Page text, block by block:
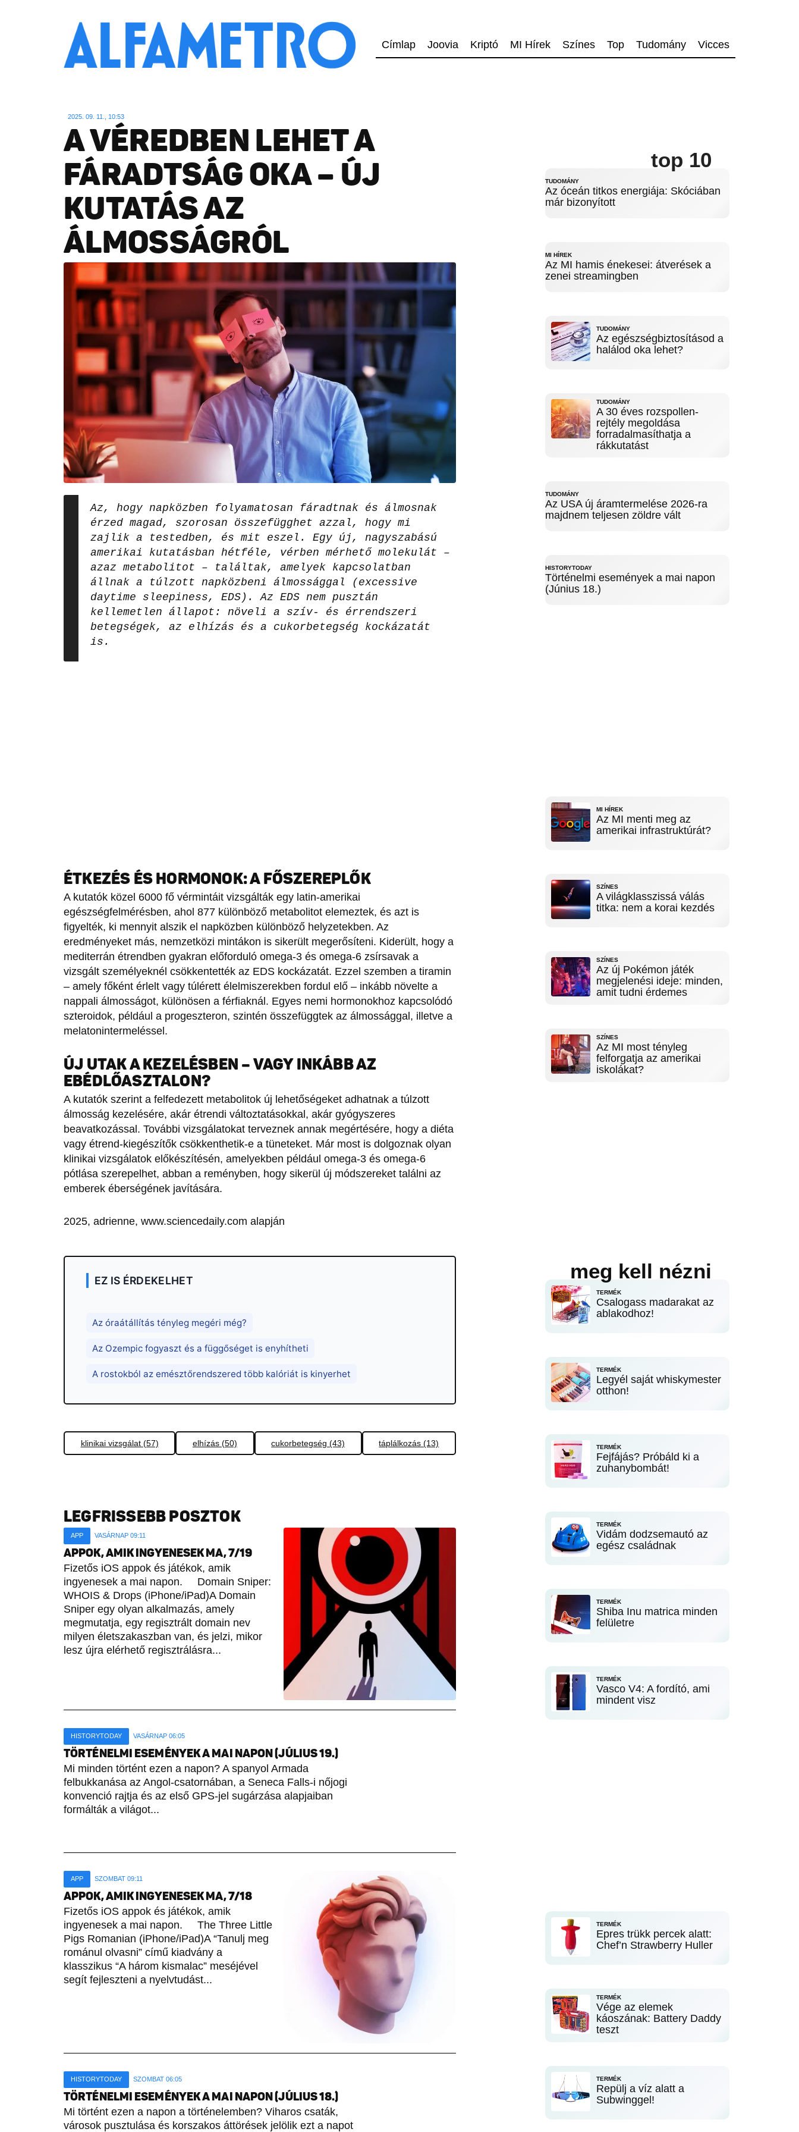
Címlap Joovia Kriptó MI Hírek Színes Top Tudomány Vicces
2025. 09. 11., 10:53
A VÉREDBEN LEHET A
FÁRADTSÁG OKA – ÚJ
KUTATÁS AZ
ÁLMOSSÁGRÓL
Az, hogy napközben folyamatosan fáradtnak és álmosnak
érzed magad, szorosan összefügghet azzal, hogy mi
zajlik a testedben, és mit eszel. Egy új, nagyszabású
amerikai kutatásban hétféle, vérben mérhető molekulát –
azaz metabolitot – találtak, amelyek kapcsolatban
állnak a túlzott napközbeni álmossággal (excessive
daytime sleepiness, EDS). Az EDS nem pusztán
kellemetlen állapot: növeli a szív- és érrendszeri
betegségek, az elhízás és a cukorbetegség kockázatát
is.
ÉTKEZÉS ÉS HORMONOK: A FŐSZEREPLŐK
A kutatók közel 6000 fő vérmintáit vizsgálták egy latin-amerikai
egészségfelmérésben, ahol 877 különböző metabolitot elemeztek, és azt is
figyelték, ki mennyit alszik el napközben különböző helyzetekben. Az
eredményeket más, nemzetközi mintákon is sikerült megerősíteni. Kiderült, hogy a
mediterrán étrendben gyakran előforduló omega-3 és omega-6 zsírsavak a
vizsgált személyeknél csökkentették az EDS kockázatát. Ezzel szemben a tiramin
– amely főként érlelt vagy túlérett élelmiszerekben fordul elő – inkább növelte a
nappali álmosságot, különösen a férfiaknál. Egyes nemi hormonokhoz kapcsolódó
szteroidok, például a progeszteron, szintén összefüggtek az álmossággal, illetve a
melatonintermeléssel.
ÚJ UTAK A KEZELÉSBEN – VAGY INKÁBB AZ
EBÉDLŐASZTALON?
A kutatók szerint a felfedezett metabolitok új lehetőségeket adhatnak a túlzott
álmosság kezelésére, akár étrendi változtatásokkal, akár gyógyszeres
beavatkozással. További vizsgálatokat terveznek annak megértésére, hogy a diéta
vagy étrend-kiegészítők csökkenthetik-e a tüneteket. Már most is dolgoznak olyan
klinikai vizsgálatok előkészítésén, amelyekben például omega-3 és omega-6
pótlása szerepelhet, abban a reményben, hogy sikerül új módszereket találni az
emberek éberségének javítására.
2025, adrienne, www.sciencedaily.com alapján
EZ IS ÉRDEKELHET
Az óraátállítás tényleg megéri még?
Az Ozempic fogyaszt és a függőséget is enyhítheti
A rostokból az emésztőrendszered több kalóriát is kinyerhet
klinikai vizsgálat (57) elhízás (50) cukorbetegség (43) táplálkozás (13)
LEGFRISSEBB POSZTOK
APP VASÁRNAP 09:11
APPOK, AMIK INGYENESEK MA, 7/19
Fizetős iOS appok és játékok, amik
ingyenesek a mai napon. Domain Sniper:
WHOIS & Drops (iPhone/iPad)A Domain
Sniper egy olyan alkalmazás, amely
megmutatja, egy regisztrált domain nev
milyen életszakaszban van, és jelzi, mikor
lesz újra elérhető regisztrálásra...
HISTORYTODAY VASÁRNAP 06:05
TÖRTÉNELMI ESEMÉNYEK A MAI NAPON (JÚLIUS 19.)
Mi minden történt ezen a napon? A spanyol Armada
felbukkanása az Angol-csatornában, a Seneca Falls-i nőjogi
konvenció rajtja és az első GPS-jel sugárzása alapjaiban
formálták a világot...
APP SZOMBAT 09:11
APPOK, AMIK INGYENESEK MA, 7/18
Fizetős iOS appok és játékok, amik
ingyenesek a mai napon. The Three Little
Pigs Romanian (iPhone/iPad)A “Tanulj meg
románul olvasni” című kiadvány a
klasszikus “A három kismalac” meséjével
segít fejleszteni a nyelvtudást...
HISTORYTODAY SZOMBAT 06:05
TÖRTÉNELMI ESEMÉNYEK A MAI NAPON (JÚLIUS 18.)
Mi történt ezen a napon a történelemben? Viharos csaták,
városok pusztulása és korszakos áttörések jelölik ezt a napot
top 10
TUDOMÁNY
Az óceán titkos energiája: Skóciában
már bizonyított
MI HÍREK
Az MI hamis énekesei: átverések a
zenei streamingben
TUDOMÁNY
Az egészségbiztosításod a
halálod oka lehet?
TUDOMÁNY
A 30 éves rozspollen-
rejtély megoldása
forradalmasíthatja a
rákkutatást
TUDOMÁNY
Az USA új áramtermelése 2026-ra
majdnem teljesen zöldre vált
HISTORYTODAY
Történelmi események a mai napon
(Június 18.)
MI HÍREK
Az MI menti meg az
amerikai infrastruktúrát?
SZÍNES
A világklasszissá válás
titka: nem a korai kezdés
SZÍNES
Az új Pokémon játék
megjelenési ideje: minden,
amit tudni érdemes
SZÍNES
Az MI most tényleg
felforgatja az amerikai
iskolákat?
meg kell nézni
TERMÉK
Csalogass madarakat az
ablakodhoz!
TERMÉK
Legyél saját whiskymester
otthon!
TERMÉK
Fejfájás? Próbáld ki a
zuhanybombát!
TERMÉK
Vidám dodzsemautó az
egész családnak
TERMÉK
Shiba Inu matrica minden
felületre
TERMÉK
Vasco V4: A fordító, ami
mindent visz
TERMÉK
Epres trükk percek alatt:
Chef’n Strawberry Huller
TERMÉK
Vége az elemek
káoszának: Battery Daddy
teszt
TERMÉK
Repülj a víz alatt a
Subwinggel!